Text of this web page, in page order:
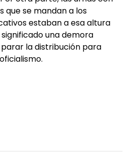
que se mandan a los
estaban a esa altura
una demora
la distribución para